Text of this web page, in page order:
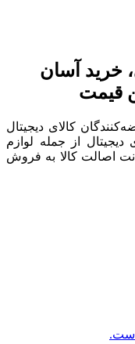
خرید آسان
قیمت
کالای دیجیتال
از جمله لوازم
اصالت کالا به فروش
است.